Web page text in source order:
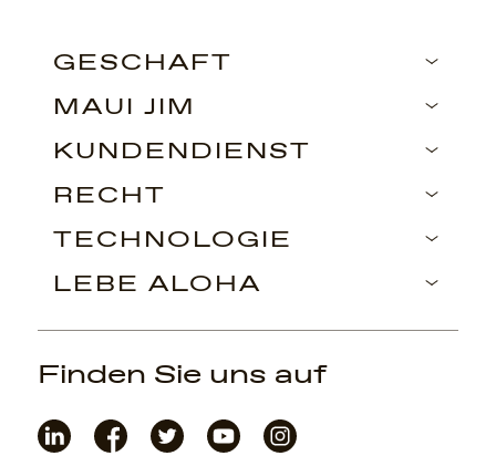
GESCHÄFT
MAUI JIM
KUNDENDIENST
RECHT
TECHNOLOGIE
LEBE ALOHA
Finden Sie uns auf